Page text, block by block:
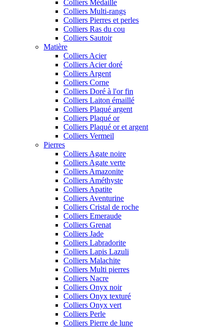
Colliers Médaille
Colliers Multi-rangs
Colliers Pierres et perles
Colliers Ras du cou
Colliers Sautoir
Matière
Colliers Acier
Colliers Acier doré
Colliers Argent
Colliers Corne
Colliers Doré à l'or fin
Colliers Laiton émaillé
Colliers Plaqué argent
Colliers Plaqué or
Colliers Plaqué or et argent
Colliers Vermeil
Pierres
Colliers Agate noire
Colliers Agate verte
Colliers Amazonite
Colliers Améthyste
Colliers Apatite
Colliers Aventurine
Colliers Cristal de roche
Colliers Emeraude
Colliers Grenat
Colliers Jade
Colliers Labradorite
Colliers Lapis Lazuli
Colliers Malachite
Colliers Multi pierres
Colliers Nacre
Colliers Onyx noir
Colliers Onyx texturé
Colliers Onyx vert
Colliers Perle
Colliers Pierre de lune